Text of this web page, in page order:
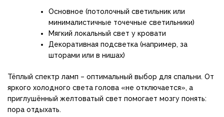
Основное (потолочный светильник или
минималистичные точечные светильники)
Мягкий локальный свет у кровати
Декоративная подсветка (например, за
шторами или в нишах)
Тёплый спектр ламп – оптимальный выбор для спальни. От
яркого холодного света голова «не отключается», а
приглушённый желтоватый свет помогает мозгу понять:
пора отдыхать.